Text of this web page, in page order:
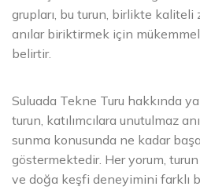
grupları, bu turun, birlikte
anılar biriktirmek için mükemmel
belirtir.
Suluada Tekne Turu hakkında
turun, katılımcılara unutulmaz
sunma konusunda ne kadar
göstermektedir. Her yorum,
ve doğa keşfi deneyimini farklı